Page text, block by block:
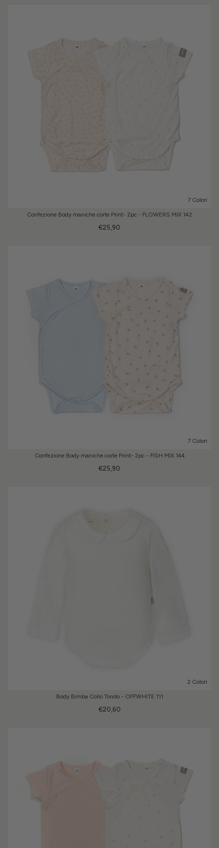
7 Colori
Confezione Body maniche corte Print- 2pc - FLOWERS MIX 142
€25,90
7 Colori
Confezione Body maniche corte Print- 2pc - FISH MIX 144
€25,90
2 Colori
Body Bimba Collo Tondo - OFFWHITE 111
€20,60